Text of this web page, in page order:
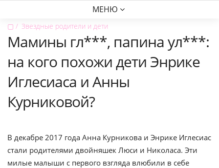
МЕНЮ
▢ Звездные родители и дети
Мамины гл***, папина ул***:
на кого похожи дети Энрике
Иглесиаса и Анны
Курниковой?
В декабре 2017 года Анна Курникова и Энрике Иглесиас
стали родителями двойняшек Люси и Николаса. Эти
милые малыши с первого взгляда влюбили в себе